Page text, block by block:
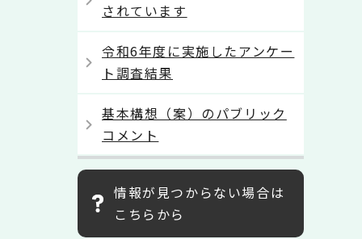
されています
令和6年度に実施したアンケー
ト調査結果
基本構想（案）のパブリック
コメント
情報が見つからない場合は
こちらから